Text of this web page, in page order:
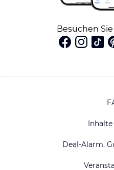
Besuchen
Deal-Alarm,